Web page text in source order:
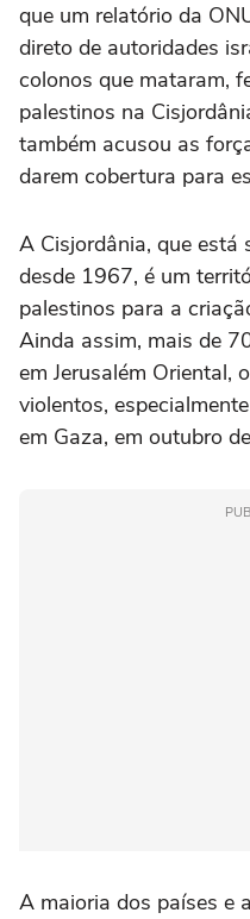
que um relatório da
direto de autoridades
colonos que mataram,
palestinos na
também acusou as
darem cobertura para
A Cisjordânia, que está
desde 1967, é um
palestinos para a
Ainda assim, mais de
em Jerusalém Oriental,
violentos,
em Gaza, em outubro
A maioria dos países e